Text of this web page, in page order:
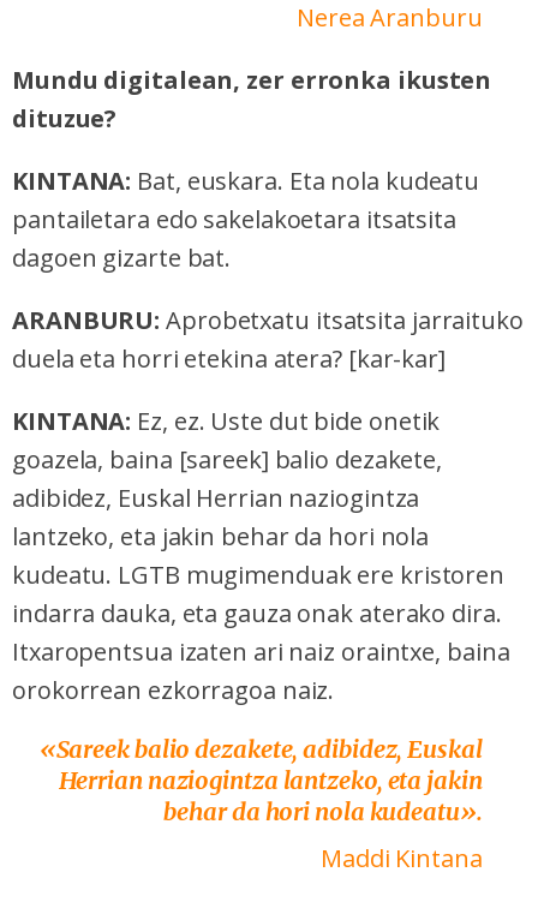
Nerea Aranburu
Mundu digitalean, zer erronka ikusten
dituzue?
KINTANA: Bat, euskara. Eta nola kudeatu
pantailetara edo sakelakoetara itsatsita
dagoen gizarte bat.
ARANBURU: Aprobetxatu itsatsita jarraituko
duela eta horri etekina atera? [kar-kar]
KINTANA: Ez, ez. Uste dut bide onetik
goazela, baina [sareek] balio dezakete,
adibidez, Euskal Herrian naziogintza
lantzeko, eta jakin behar da hori nola
kudeatu. LGTB mugimenduak ere kristoren
indarra dauka, eta gauza onak aterako dira.
Itxaropentsua izaten ari naiz oraintxe, baina
orokorrean ezkorragoa naiz.
«Sareek balio dezakete, adibidez, Euskal
Herrian naziogintza lantzeko, eta jakin
behar da hori nola kudeatu».
Maddi Kintana